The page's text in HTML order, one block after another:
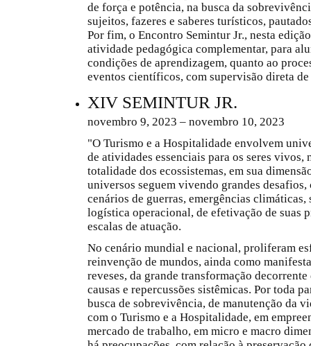
de força e potência, na busca da
sujeitos, fazeres e saberes turísticos,
Por fim, o Encontro Semintur Jr., nesta
atividade pedagógica complementar, para
condições de aprendizagem, quanto ao
eventos científicos, com supervisão direta
XIV SEMINTUR JR.
novembro 9, 2023 – novembro 10, 2023
"O Turismo e a Hospitalidade envolvem
de atividades essenciais para os seres
totalidade dos ecossistemas, em sua
universos seguem vivendo grandes
cenários de guerras, emergências
logística operacional, de efetivação de suas
escalas de atuação.
No cenário mundial e nacional, proliferam
reinvenção de mundos, ainda como
reveses, da grande transformação
causas e repercussões sistêmicas. Por toda
busca de sobrevivência, de manutenção da
com o Turismo e a Hospitalidade, em
mercado de trabalho, em micro e macro